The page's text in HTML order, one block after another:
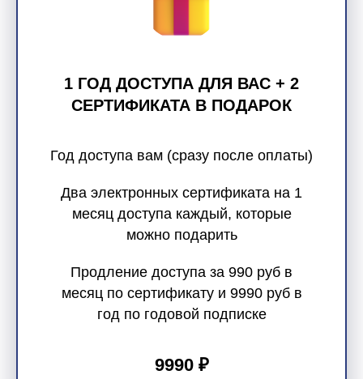
1 ГОД ДОСТУПА ДЛЯ ВАС + 2
СЕРТИФИКАТА В ПОДАРОК
Год доступа вам (сразу после оплаты)
Два электронных сертификата на 1
месяц доступа каждый, которые
можно подарить
Продление доступа за 990 руб в
месяц по сертификату и 9990 руб в
год по годовой подписке
9990 ₽